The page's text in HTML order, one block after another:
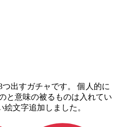
出すガチャです。 個人的に
と意味の被るものは入れてい
絵文字追加しました。